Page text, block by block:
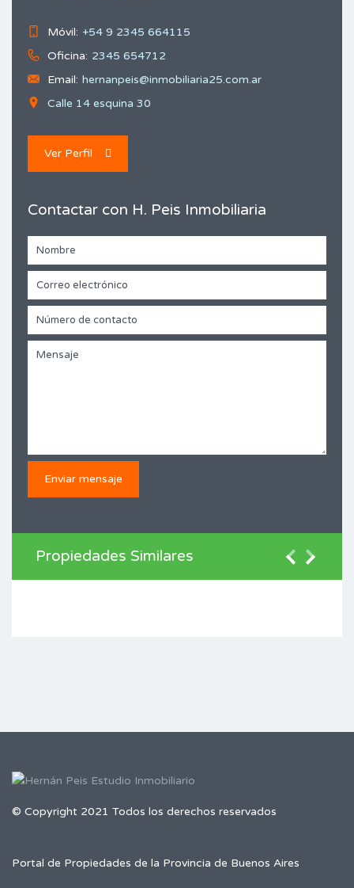
Móvil: +54 9 2345 664115
Oficina: 2345 654712
Email: hernanpeis@inmobiliaria25.com.ar
Calle 14 esquina 30
Ver Perfil
Contactar con H. Peis Inmobiliaria
Propiedades Similares
© Copyright 2021 Todos los derechos reservados
Portal de Propiedades de la Provincia de Buenos Aires